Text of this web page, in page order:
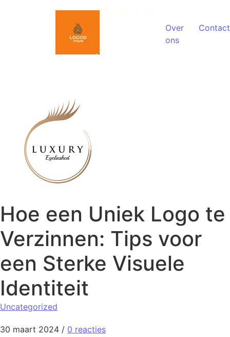
Over
ons
Contact
Hoe een Uniek Logo te
Verzinnen: Tips voor
een Sterke Visuele
Identiteit
Uncategorized
30 maart 2024 / 0 reacties